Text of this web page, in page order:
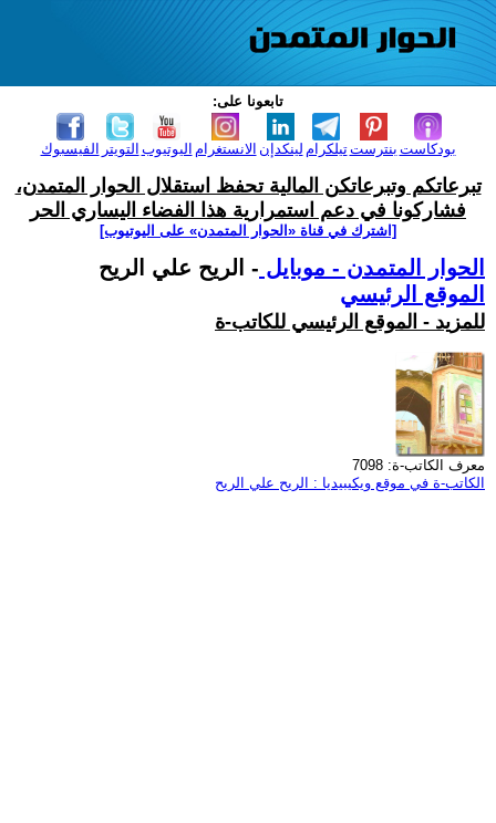
تابعونا على:
الفيسبوك التويتر اليوتيوب الانستغرام لينكدإن تيلكرامبنترست بودكاست
تبرعاتكم وتبرعاتكن المالية تحفظ استقلال الحوار المتمدن،
فشاركونا في دعم استمرارية هذا الفضاء اليساري الحر
[اشترك في قناة ‫«الحوار المتمدن» على اليوتيوب]
الحوار المتمدن - موبايل - الريح علي الريح
الموقع الرئيسي
للمزيد - الموقع الرئيسي للكاتب-ة
معرف الكاتب-ة: 7098
الكاتب-ة في موقع ويكيبيديا : الريح علي الريح